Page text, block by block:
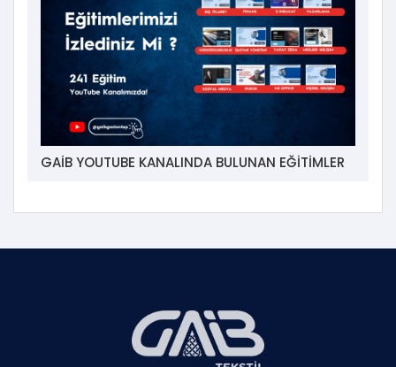
GAİB YOUTUBE KANALINDA BULUNAN EĞİTİMLER